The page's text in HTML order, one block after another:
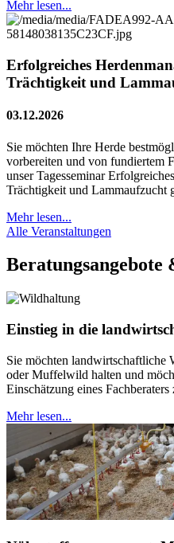
Mehr lesen...
Erfolgreiches
Trächtigkeit und
03.12.2026
Sie möchten Ihre Herde
vorbereiten und von fundiertem
unser Tagesseminar
Trächtigkeit und Lammaufzucht
Mehr lesen...
Alle Veranstaltungen
Beratungsangebote
Einstieg in die
Sie möchten
oder Muffelwild halten und
Einschätzung eines
Mehr lesen...